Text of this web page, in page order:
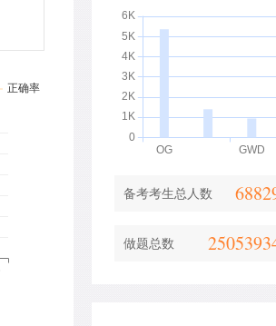
备考考生总人数
做题总数